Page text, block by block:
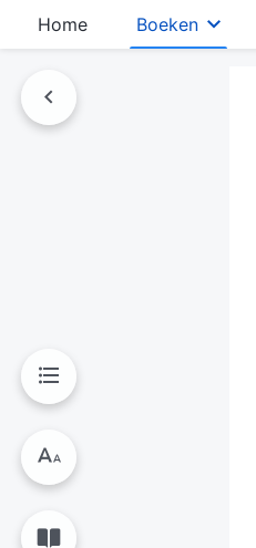
Home Boeken